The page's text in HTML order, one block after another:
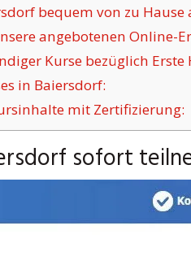
bequem von zu Hause
angebotenen Online-
Kurse bezüglich
in Baiersdorf:
mit Zertifizierung:
sofort